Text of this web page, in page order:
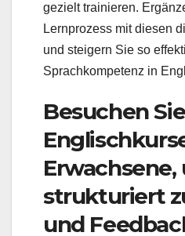
gezielt trainieren.
Lernprozess mit diesen
und steigern Sie so
Sprachkompetenz in
Besuchen Sie
Erwachsene,
strukturiert
und